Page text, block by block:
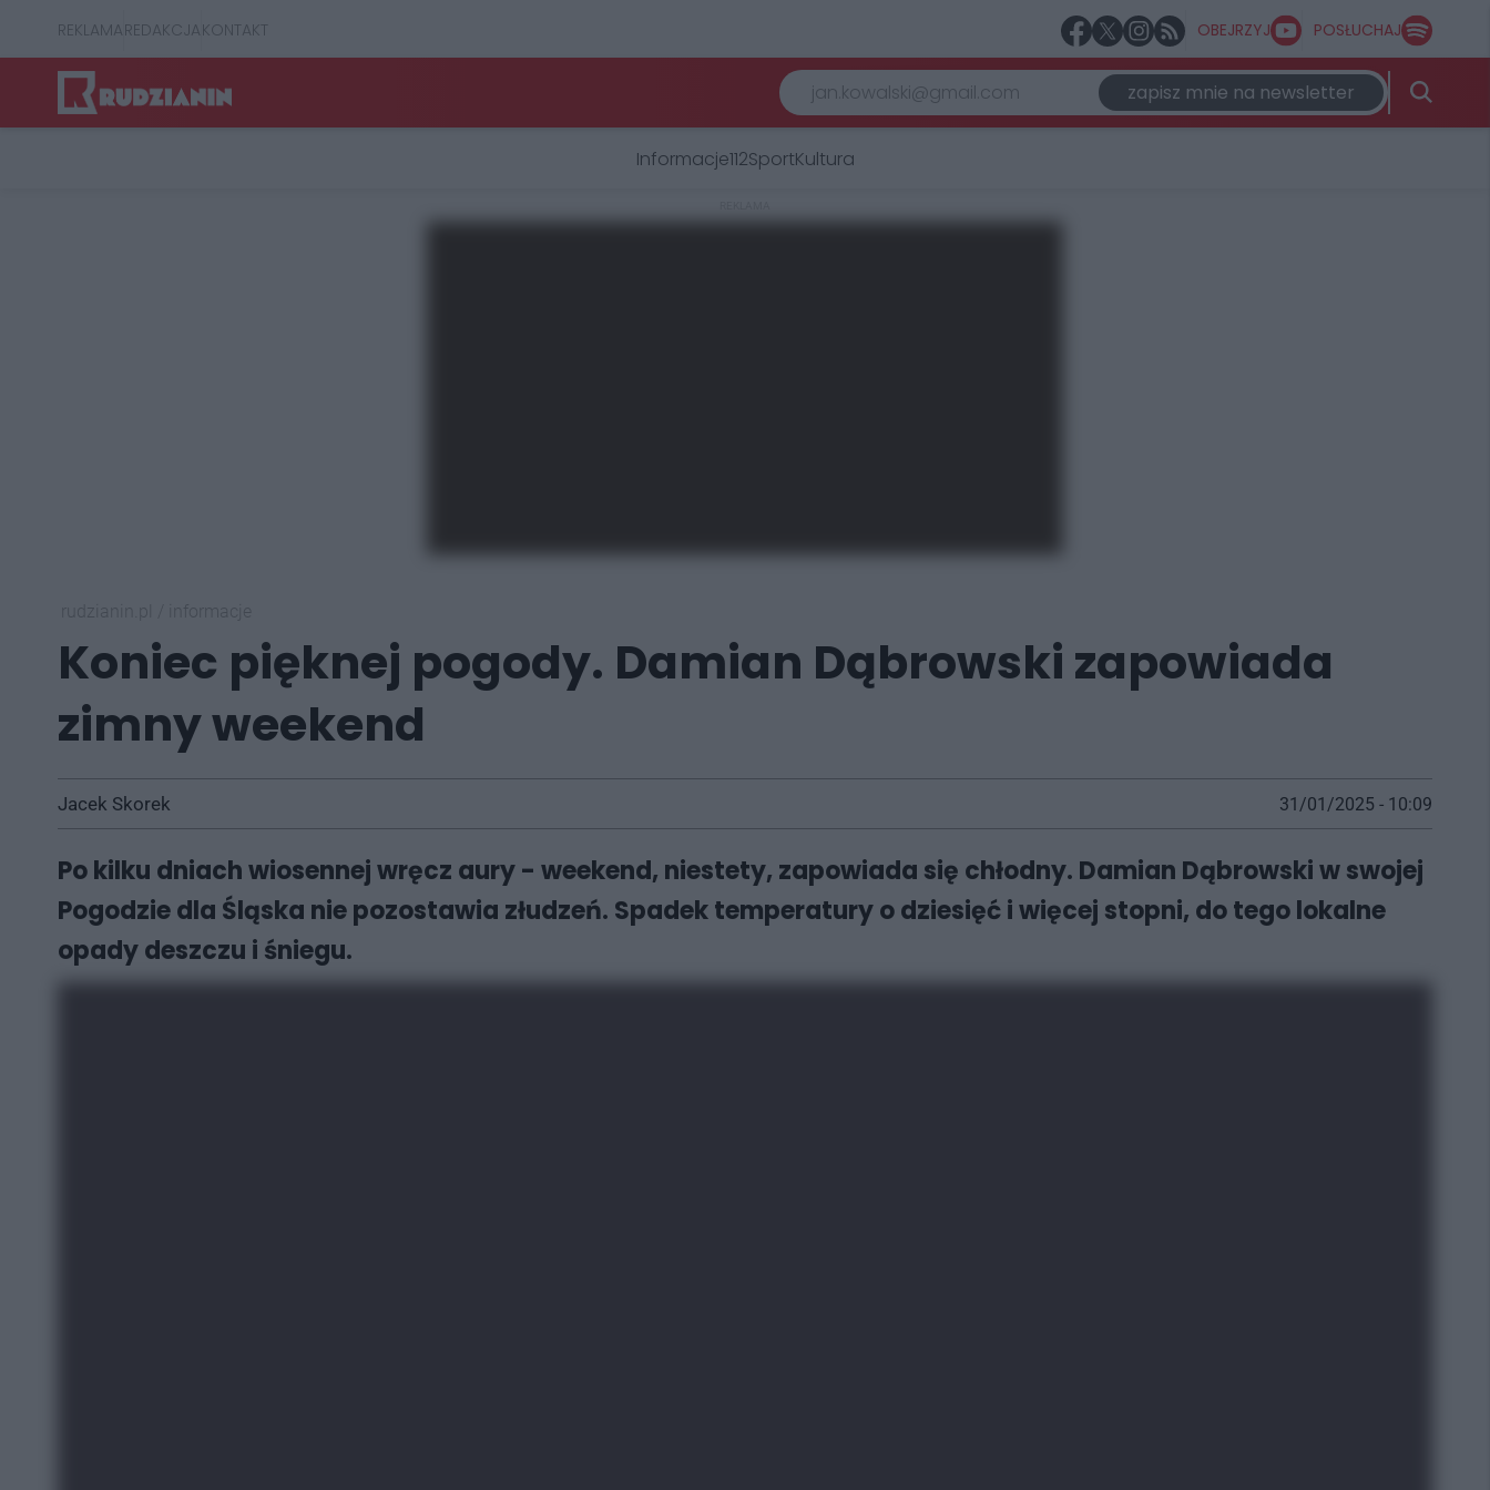
REKLAMAREDAKCJAKONTAKT OBEJRZYJ POSŁUCHAJ
zapisz mnie na newsletter
Informacje112SportKultura
Koniec pięknej pogody. Damian Dąbrowski zapowiada
zimny weekend
Jacek Skorek 31/01/2025 - 10:09
Po kilku dniach wiosennej wręcz aury - weekend, niestety, zapowiada się chłodny. Damian Dąbrowski w swojej
Pogodzie dla Śląska nie pozostawia złudzeń. Spadek temperatury o dziesięć i więcej stopni, do tego lokalne
opady deszczu i śniegu.